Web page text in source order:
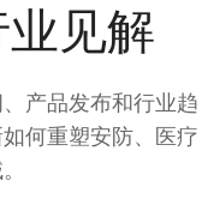
见解
产品发布和行业趋
何重塑安防、医疗